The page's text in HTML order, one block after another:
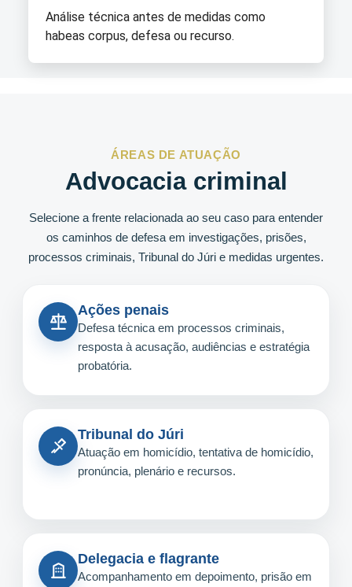
Análise técnica antes de medidas como
habeas corpus, defesa ou recurso.
ÁREAS DE ATUAÇÃO
Advocacia criminal
Selecione a frente relacionada ao seu caso para entender
os caminhos de defesa em investigações, prisões,
processos criminais, Tribunal do Júri e medidas urgentes.
Ações penais
Defesa técnica em processos criminais,
resposta à acusação, audiências e estratégia
probatória.
Tribunal do Júri
Atuação em homicídio, tentativa de homicídio,
pronúncia, plenário e recursos.
Delegacia e flagrante
Acompanhamento em depoimento, prisão em